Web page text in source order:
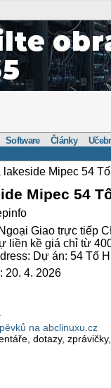
Software Články
lakeside Mipec 54
Mipec 54
Giao trực tiếp
liền kề giá chỉ từ
Dự án: 54 Tố
20. 4. 2026
na abclinuxu.cz
dotazy,